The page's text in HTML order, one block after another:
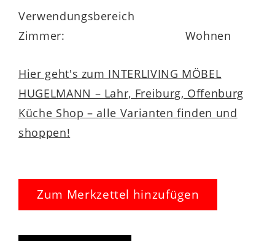
Verwendungsbereich
Zimmer:
Wohnen
Hier geht's zum INTERLIVING MÖBEL
HUGELMANN – Lahr, Freiburg, Offenburg
Küche Shop – alle Varianten finden und
shoppen!
Zum Merkzettel hinzufügen